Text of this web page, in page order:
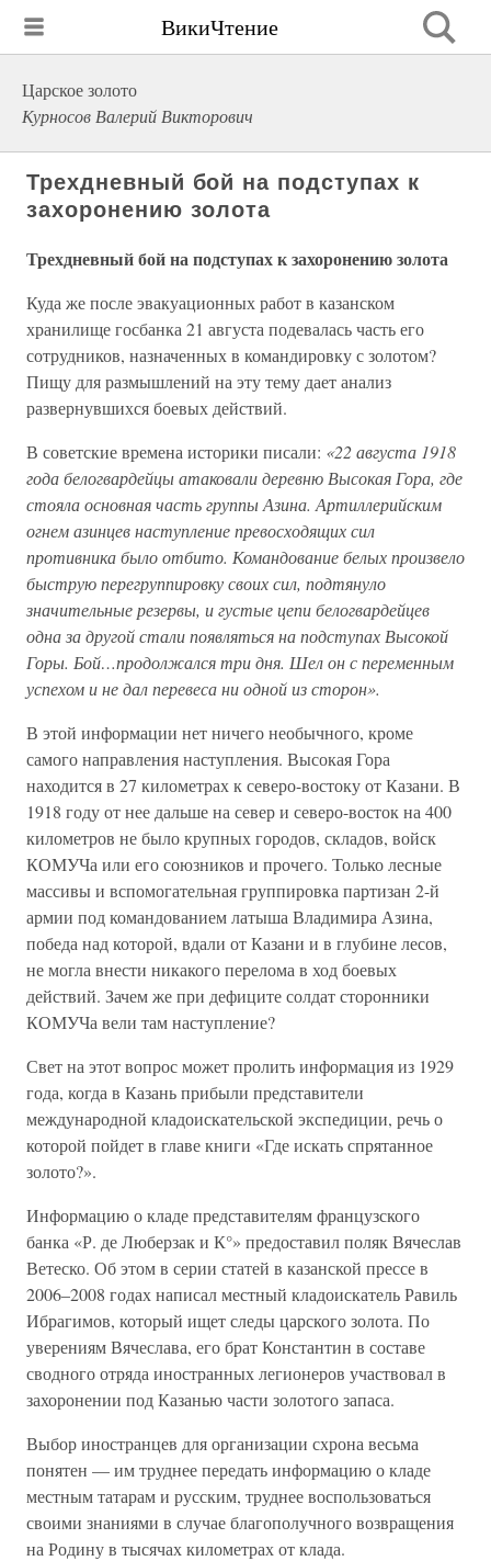
ВикиЧтение
Царское золото
Курносов Валерий Викторович
Трехдневный бой на подступах к
захоронению золота
Трехдневный бой на подступах к захоронению золота
Куда же после эвакуационных работ в казанском
хранилище госбанка 21 августа подевалась часть его
сотрудников, назначенных в командировку с золотом?
Пищу для размышлений на эту тему дает анализ
развернувшихся боевых действий.
В советские времена историки писали: «22 августа 1918
года белогвардейцы атаковали деревню Высокая Гора, где
стояла основная часть группы Азина. Артиллерийским
огнем азинцев наступление превосходящих сил
противника было отбито. Командование белых произвело
быструю перегруппировку своих сил, подтянуло
значительные резервы, и густые цепи белогвардейцев
одна за другой стали появляться на подступах Высокой
Горы. Бой…продолжался три дня. Шел он с переменным
успехом и не дал перевеса ни одной из сторон».
В этой информации нет ничего необычного, кроме
самого направления наступления. Высокая Гора
находится в 27 километрах к северо-востоку от Казани. В
1918 году от нее дальше на север и северо-восток на 400
километров не было крупных городов, складов, войск
КОМУЧа или его союзников и прочего. Только лесные
массивы и вспомогательная группировка партизан 2-й
армии под командованием латыша Владимира Азина,
победа над которой, вдали от Казани и в глубине лесов,
не могла внести никакого перелома в ход боевых
действий. Зачем же при дефиците солдат сторонники
КОМУЧа вели там наступление?
Свет на этот вопрос может пролить информация из 1929
года, когда в Казань прибыли представители
международной кладоискательской экспедиции, речь о
которой пойдет в главе книги «Где искать спрятанное
золото?».
Информацию о кладе представителям французского
банка «Р. де Люберзак и К°» предоставил поляк Вячеслав
Ветеско. Об этом в серии статей в казанской прессе в
2006–2008 годах написал местный кладоискатель Равиль
Ибрагимов, который ищет следы царского золота. По
уверениям Вячеслава, его брат Константин в составе
сводного отряда иностранных легионеров участвовал в
захоронении под Казанью части золотого запаса.
Выбор иностранцев для организации схрона весьма
понятен — им труднее передать информацию о кладе
местным татарам и русским, труднее воспользоваться
своими знаниями в случае благополучного возвращения
на Родину в тысячах километрах от клада.